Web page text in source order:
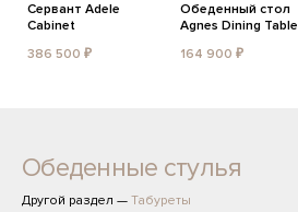
Сервант Adele
Cabinet
386 500 ₽
Обеденный стол
Agnes Dining Table
164 900 ₽
Обеденные стулья
Другой раздел — Табуреты